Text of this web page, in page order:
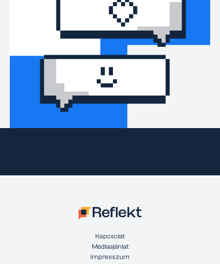
Kapcsolat
Médiaajánlat
Impresszum